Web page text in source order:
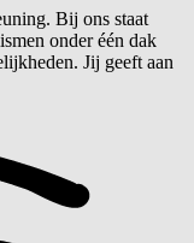
Bij ons staat
onder één dak
Jij geeft aan